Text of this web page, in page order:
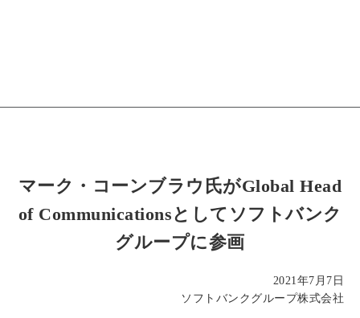
マーク・コーンブラウ氏がGlobal Head
of Communicationsとしてソフトバンク
グループに参画
2021年7月7日
ソフトバンクグループ株式会社